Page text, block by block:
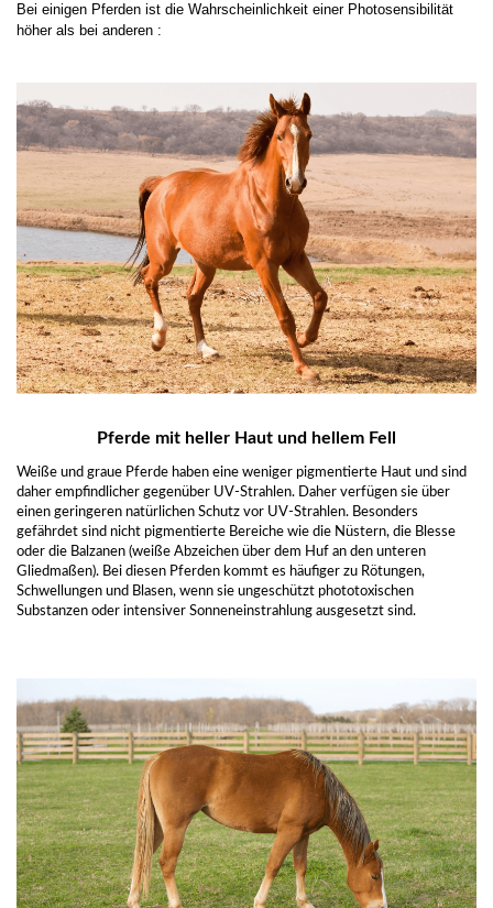
Bei einigen Pferden ist die Wahrscheinlichkeit einer Photosensibilität
höher als bei anderen :
Pferde mit heller Haut und hellem Fell
Weiße und graue Pferde haben eine weniger pigmentierte Haut und sind
daher empfindlicher gegenüber UV-Strahlen. Daher verfügen sie über
einen geringeren natürlichen Schutz vor UV-Strahlen. Besonders
gefährdet sind nicht pigmentierte Bereiche wie die Nüstern, die Blesse
oder die Balzanen (weiße Abzeichen über dem Huf an den unteren
Gliedmaßen). Bei diesen Pferden kommt es häufiger zu Rötungen,
Schwellungen und Blasen, wenn sie ungeschützt phototoxischen
Substanzen oder intensiver Sonneneinstrahlung ausgesetzt sind.